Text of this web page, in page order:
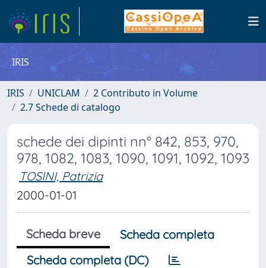
IRIS
IRIS UNICLAM
2 Contributo in Volume
2.7 Schede di catalogo
schede dei dipinti nn° 842, 853, 970,
978, 1082, 1083, 1090, 1091, 1092, 1093
TOSINI, Patrizia
2000-01-01
Scheda breve
Scheda completa
Scheda completa (DC)